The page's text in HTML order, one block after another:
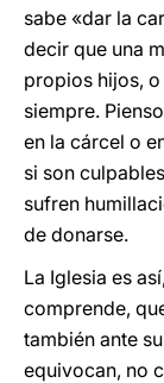
sabe «dar la
decir que una
propios hijos,
siempre.
en la cárcel o
si son
sufren
de donarse.
La Iglesia es
comprende,
también ante
equivocan, no